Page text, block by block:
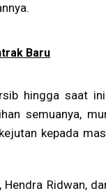
Baru
hingga saat
semuanya,
kepada
Ridwan,